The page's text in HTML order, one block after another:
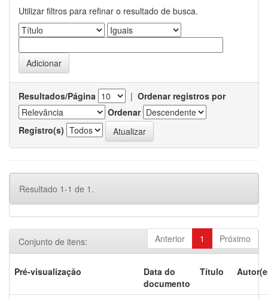
Utilizar filtros para refinar o resultado de busca.
Resultados/Página | Ordenar registros por
Ordenar
Registro(s)
Resultado 1-1 de 1.
Anterior 1 Próximo
Conjunto de itens:
Pré-visualização
Data do
documento
Título